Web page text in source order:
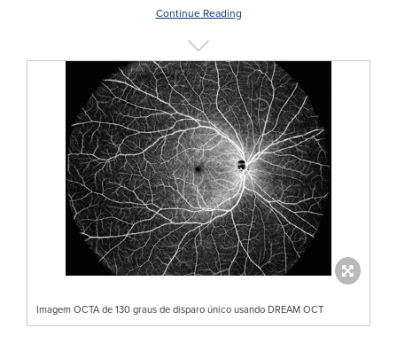
Continue Reading
Imagem OCTA de 130 graus de disparo único usando DREAM OCT